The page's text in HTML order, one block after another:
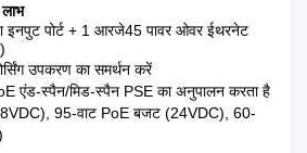
पोर्ट + 1 आरजे45 पावर ओवर ईथरनेट
उपकरण का समर्थन करें
एंड-स्पैन/मिड-स्पैन PSE का अनुपालन करता है
95-वाट PoE बजट (24VDC), 60-